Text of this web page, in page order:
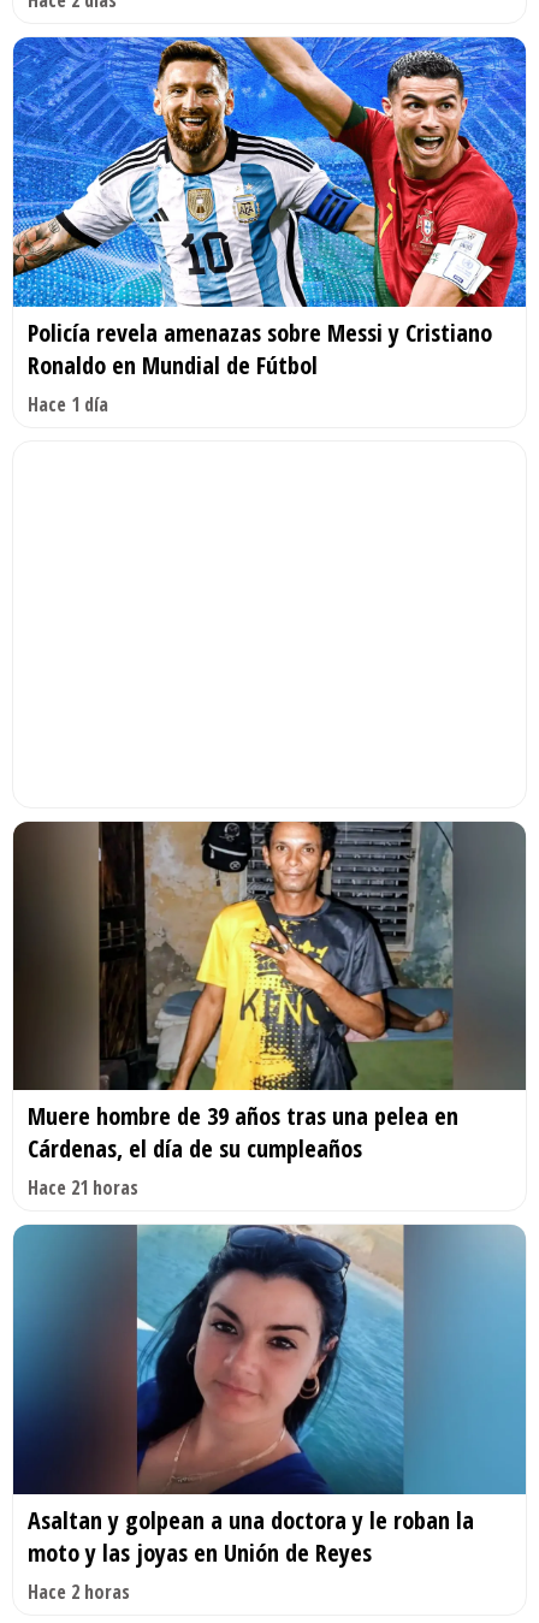
Policía revela amenazas sobre Messi y Cristiano
Ronaldo en Mundial de Fútbol
Hace 1 día
Muere hombre de 39 años tras una pelea en
Cárdenas, el día de su cumpleaños
Hace 21 horas
Asaltan y golpean a una doctora y le roban la
moto y las joyas en Unión de Reyes
Hace 2 horas